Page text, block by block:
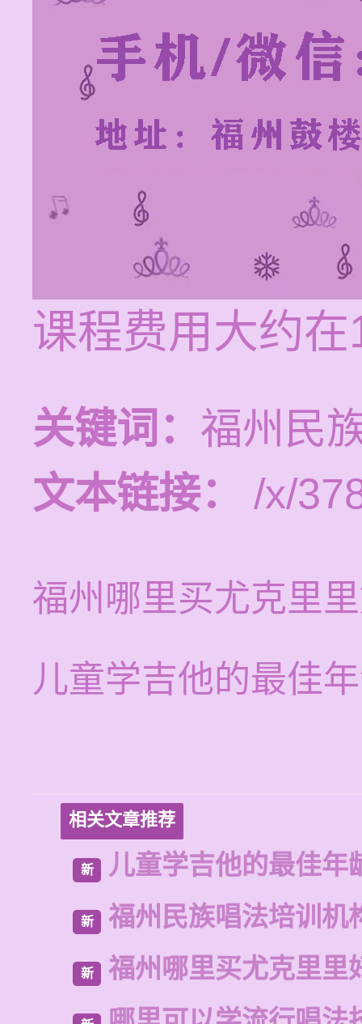
课程费用大约
关键词： 福州民
文本链接：
/x/
福州哪里买尤克里
儿童学吉他的最佳
相关文章推荐
新 儿童学吉他的最佳年
新 福州民族唱法培训机
新 福州哪里买尤克里里